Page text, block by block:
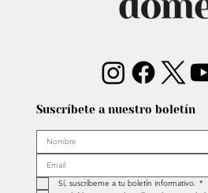
Suscríbete a nuestro boletín
Sí, suscríbeme a tu boletín informativo. *